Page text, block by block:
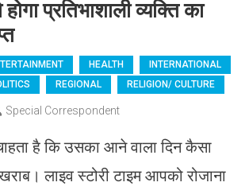
होगा प्रतिभाशाली व्यक्ति का
HEALTH
INTERNATIONAL
REGIONAL RELIGION/ CULTURE
Special Correspondent
है कि उसका आने वाला दिन कैसा
लाइव स्टोरी टाइम आपको रोजाना